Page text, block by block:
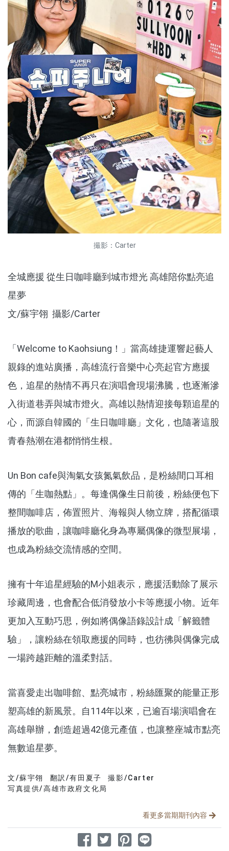
撮影：Carter
全城應援 從生日咖啡廳到城市燈光 高雄陪你點亮追
星夢
文/蘇宇翎 攝影/Carter
「Welcome to Kaohsiung！」當高雄捷運響起藝人
親錄的進站廣播，高雄流行音樂中心亮起官方應援
色，追星的熱情不再只在演唱會現場沸騰，也逐漸滲
入街道巷弄與城市燈火。高雄以熱情迎接每顆追星的
心，而源自韓國的「生日咖啡廳」文化，也隨著這股
青春熱潮在港都悄悄生根。
Un Bon cafe與淘氣女孩氮氣飲品，是粉絲間口耳相
傳的「生咖熱點」。每逢偶像生日前後，粉絲便包下
整間咖啡店，佈置照片、海報與人物立牌，搭配循環
播放的歌曲，讓咖啡廳化身為專屬偶像的微型展場，
也成為粉絲交流情感的空間。
擁有十年追星經驗的M小姐表示，應援活動除了展示
珍藏周邊，也會配合低消發放小卡等應援小物。近年
更加入互動巧思，例如將偶像語錄設計成「解籤體
驗」，讓粉絲在領取應援的同時，也彷彿與偶像完成
一場跨越距離的溫柔對話。
當喜愛走出咖啡館、點亮城市，粉絲匯聚的能量正形
塑高雄的新風景。自114年以來，已逾百場演唱會在
高雄舉辦，創造超過42億元產值，也讓整座城市點亮
無數追星夢。
文/蘇宇翎 翻訳/有田夏子
撮影/Carter
写真提供/高雄市政府文化局
看更多當期期刊內容
分享文章
分享到 Facebook
分享到 Twitter
分享到 Pinterest
分享到 Line